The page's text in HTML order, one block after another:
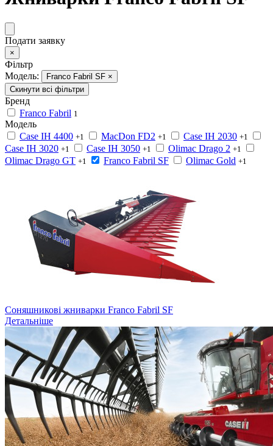
Подати заявку
×
Фільтр
Модель:
Franco Fabril SF ×
Скинути всі фільтри
Бренд
Franco Fabril 1
Модель
Case IH 4400 +1 MacDon FD2 +1 Case IH 2030 +1
Case IH 3020 +1 Case IH 3050 +1 Olimac Drago 2 +1
Olimac Drago GT +1 Franco Fabril SF Olimac Gold +1
Соняшникові жниварки Franco Fabril SF
Детальніше